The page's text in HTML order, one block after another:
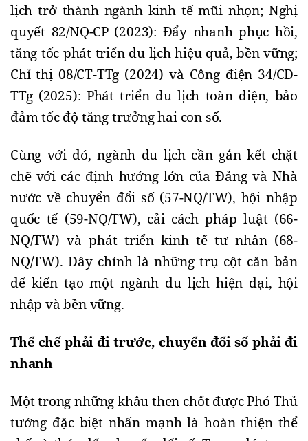
lịch trở thành ngành kinh tế mũi nhọn; Nghị
quyết 82/NQ-CP (2023): Đẩy nhanh phục hồi,
tăng tốc phát triển du lịch hiệu quả, bền vững;
Chỉ thị 08/CT-TTg (2024) và Công điện 34/CĐ-
TTg (2025): Phát triển du lịch toàn diện, bảo
đảm tốc độ tăng trưởng hai con số.
Cùng với đó, ngành du lịch cần gắn kết chặt
chẽ với các định hướng lớn của Đảng và Nhà
nước về chuyển đổi số (57-NQ/TW), hội nhập
quốc tế (59-NQ/TW), cải cách pháp luật (66-
NQ/TW) và phát triển kinh tế tư nhân (68-
NQ/TW). Đây chính là những trụ cột căn bản
để kiến tạo một ngành du lịch hiện đại, hội
nhập và bền vững.
Thể chế phải đi trước, chuyển đổi số phải đi
nhanh
Một trong những khâu then chốt được Phó Thủ
tướng đặc biệt nhấn mạnh là hoàn thiện thể